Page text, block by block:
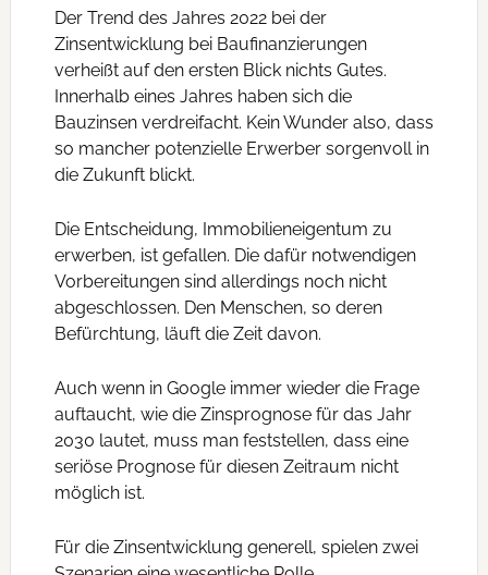
Der Trend des Jahres 2022 bei der
Zinsentwicklung bei Baufinanzierungen
verheißt auf den ersten Blick nichts Gutes.
Innerhalb eines Jahres haben sich die
Bauzinsen verdreifacht. Kein Wunder also, dass
so mancher potenzielle Erwerber sorgenvoll in
die Zukunft blickt.
Die Entscheidung, Immobilieneigentum zu
erwerben, ist gefallen. Die dafür notwendigen
Vorbereitungen sind allerdings noch nicht
abgeschlossen. Den Menschen, so deren
Befürchtung, läuft die Zeit davon.
Auch wenn in Google immer wieder die Frage
auftaucht, wie die Zinsprognose für das Jahr
2030 lautet, muss man feststellen, dass eine
seriöse Prognose für diesen Zeitraum nicht
möglich ist.
Für die Zinsentwicklung generell, spielen zwei